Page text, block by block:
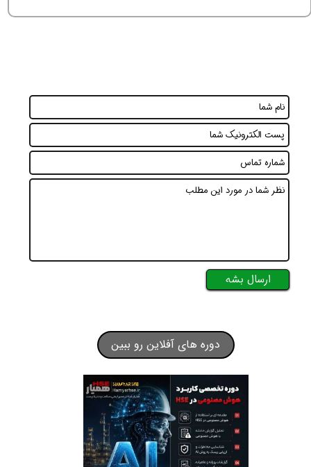
ارسال بشه
دوره های آفلاین رو ببین